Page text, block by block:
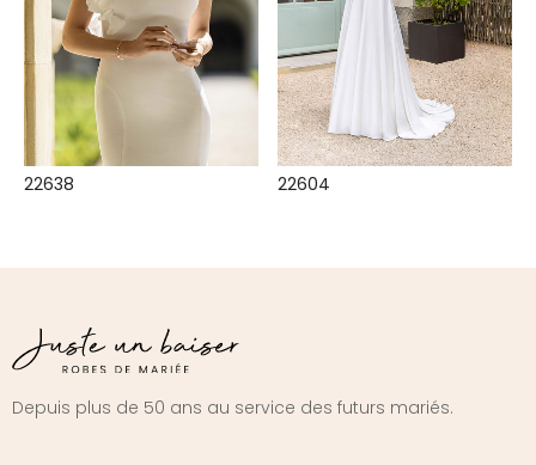
22638 22604
Depuis plus de 50 ans au service des futurs mariés.